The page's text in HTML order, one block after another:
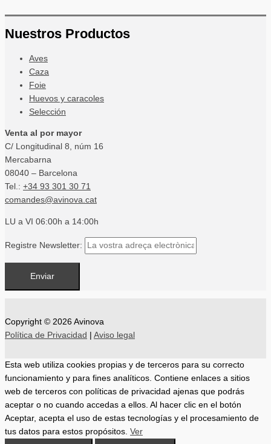
Nuestros Productos
Aves
Caza
Foie
Huevos y caracoles
Selección
Venta al por mayor
C/ Longitudinal 8, núm 16
Mercabarna
08040 – Barcelona
Tel.: +34 93 301 30 71
comandes@avinova.cat
LU a VI 06:00h a 14:00h
Registre Newsletter:
Copyright © 2026 Avinova
Política de Privacidad | Aviso legal
Esta web utiliza cookies propias y de terceros para su correcto
funcionamiento y para fines analíticos. Contiene enlaces a sitios
web de terceros con políticas de privacidad ajenas que podrás
aceptar o no cuando accedas a ellos. Al hacer clic en el botón
Aceptar, acepta el uso de estas tecnologías y el procesamiento de
tus datos para estos propósitos. Ver